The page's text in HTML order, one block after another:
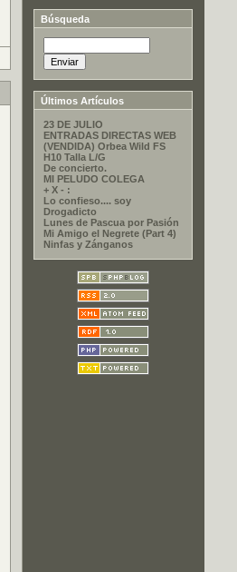
Búsqueda
Últimos Artículos
23 DE JULIO
ENTRADAS DIRECTAS WEB
(VENDIDA) Orbea Wild FS
H10 Talla L/G
De concierto.
MI PELUDO COLEGA
+ X - :
Lo confieso.... soy
Drogadicto
Lunes de Pascua por Pasión
Mi Amigo el Negrete (Part 4)
Ninfas y Zánganos